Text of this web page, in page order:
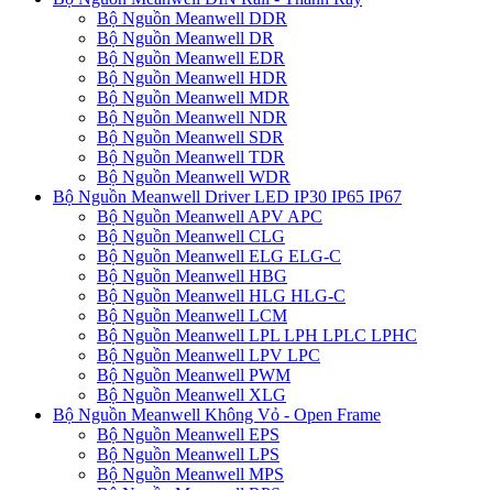
Bộ Nguồn Meanwell DDR
Bộ Nguồn Meanwell DR
Bộ Nguồn Meanwell EDR
Bộ Nguồn Meanwell HDR
Bộ Nguồn Meanwell MDR
Bộ Nguồn Meanwell NDR
Bộ Nguồn Meanwell SDR
Bộ Nguồn Meanwell TDR
Bộ Nguồn Meanwell WDR
Bộ Nguồn Meanwell Driver LED IP30 IP65 IP67
Bộ Nguồn Meanwell APV APC
Bộ Nguồn Meanwell CLG
Bộ Nguồn Meanwell ELG ELG-C
Bộ Nguồn Meanwell HBG
Bộ Nguồn Meanwell HLG HLG-C
Bộ Nguồn Meanwell LCM
Bộ Nguồn Meanwell LPL LPH LPLC LPHC
Bộ Nguồn Meanwell LPV LPC
Bộ Nguồn Meanwell PWM
Bộ Nguồn Meanwell XLG
Bộ Nguồn Meanwell Không Vỏ - Open Frame
Bộ Nguồn Meanwell EPS
Bộ Nguồn Meanwell LPS
Bộ Nguồn Meanwell MPS